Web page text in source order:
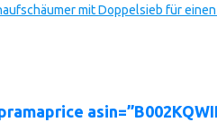
mit Doppelsieb für